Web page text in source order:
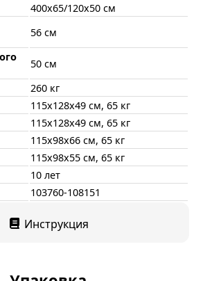
400х65/120х50 см
56 см
50 см
260 кг
115x128x49 см, 65 кг
115x128x49 см, 65 кг
115x98x66 см, 65 кг
115x98x55 см, 65 кг
10 лет
103760-108151
Инструкция